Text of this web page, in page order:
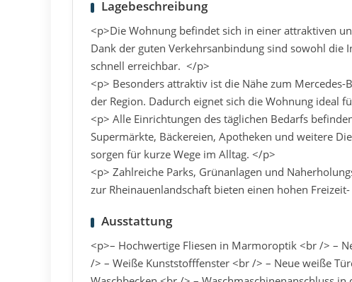
Lagebeschreibung
<p>Die Wohnung befindet sich in einer attraktiven
Dank der guten Verkehrsanbindung sind sowohl die
schnell erreichbar. </p>
<p> Besonders attraktiv ist die Nähe zum
der Region. Dadurch eignet sich die Wohnung ideal
<p> Alle Einrichtungen des täglichen Bedarfs
Supermärkte, Bäckereien, Apotheken und weitere
sorgen für kurze Wege im Alltag. </p>
<p> Zahlreiche Parks, Grünanlagen und
zur Rheinauenlandschaft bieten einen hohen
Ausstattung
<p>– Hochwertige Fliesen in Marmoroptik <br /> –
/> – Weiße Kunststofffenster <br /> – Neue weiße